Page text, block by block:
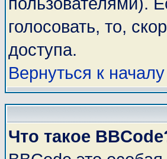
голосовать, то,
доступа.
Вернуться к началу
Что такое